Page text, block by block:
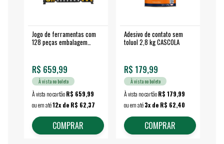
Jogo de ferramentas com
128 peças embalagem
R$ 659,99
À vista no boleto
À vista no cartãoR$ 659,99
ou em até12x de R$ 62,37
COMPRAR
Adesivo de contato sem
toluol 2,8 kg CASCOLA
R$ 179,99
À vista no boleto
À vista no cartãoR$ 179,99
ou em até3x de R$ 62,40
COMPRAR